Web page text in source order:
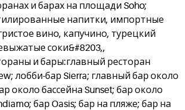
и барах на площади Soho;
напитки, импортные
вино, капучино, турецкий
соки&#8203,,
и бары:главный ресторан
лобби-бар Sierra; главный бар около
около бассейна Sunset; бар около
бар Oasis; бар на пляже; бар на